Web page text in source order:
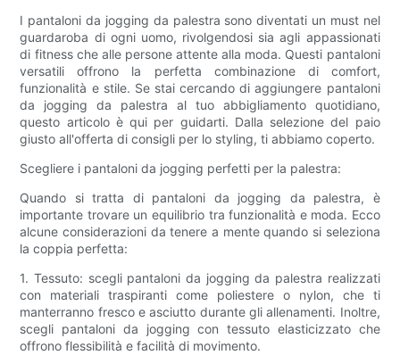
I pantaloni da jogging da palestra sono diventati un must nel
guardaroba di ogni uomo, rivolgendosi sia agli appassionati
di fitness che alle persone attente alla moda. Questi pantaloni
versatili offrono la perfetta combinazione di comfort,
funzionalità e stile. Se stai cercando di aggiungere pantaloni
da jogging da palestra al tuo abbigliamento quotidiano,
questo articolo è qui per guidarti. Dalla selezione del paio
giusto all'offerta di consigli per lo styling, ti abbiamo coperto.
Scegliere i pantaloni da jogging perfetti per la palestra:
Quando si tratta di pantaloni da jogging da palestra, è
importante trovare un equilibrio tra funzionalità e moda. Ecco
alcune considerazioni da tenere a mente quando si seleziona
la coppia perfetta:
1. Tessuto: scegli pantaloni da jogging da palestra realizzati
con materiali traspiranti come poliestere o nylon, che ti
manterranno fresco e asciutto durante gli allenamenti. Inoltre,
scegli pantaloni da jogging con tessuto elasticizzato che
offrono flessibilità e facilità di movimento.